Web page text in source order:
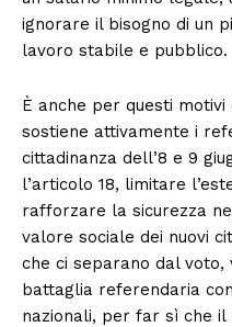
ignorare il bisogno di un
lavoro stabile e pubblico.
È anche per questi motivi
sostiene attivamente i
cittadinanza dell’8 e 9
l’articolo 18, limitare
rafforzare la sicurezza
valore sociale dei nuovi
che ci separano dal
battaglia referendaria
nazionali, per far sì che